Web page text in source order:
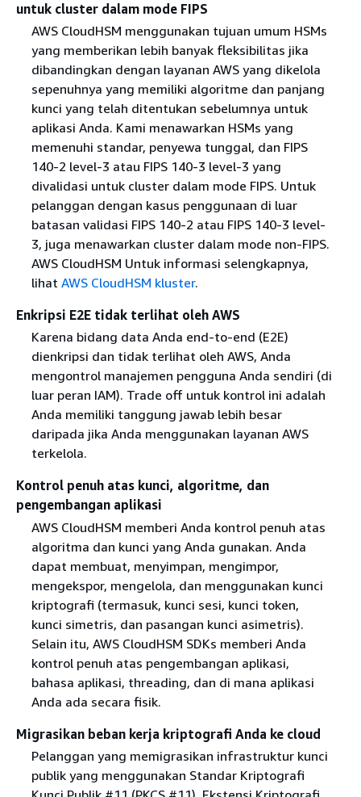
untuk cluster dalam mode FIPS
AWS CloudHSM menggunakan tujuan umum HSMs
yang memberikan lebih banyak fleksibilitas jika
dibandingkan dengan layanan AWS yang dikelola
sepenuhnya yang memiliki algoritme dan panjang
kunci yang telah ditentukan sebelumnya untuk
aplikasi Anda. Kami menawarkan HSMs yang
memenuhi standar, penyewa tunggal, dan FIPS
140-2 level-3 atau FIPS 140-3 level-3 yang
divalidasi untuk cluster dalam mode FIPS. Untuk
pelanggan dengan kasus penggunaan di luar
batasan validasi FIPS 140-2 atau FIPS 140-3 level-
3, juga menawarkan cluster dalam mode non-FIPS.
AWS CloudHSM Untuk informasi selengkapnya,
lihat AWS CloudHSM kluster.
Enkripsi E2E tidak terlihat oleh AWS
Karena bidang data Anda end-to-end (E2E)
dienkripsi dan tidak terlihat oleh AWS, Anda
mengontrol manajemen pengguna Anda sendiri (di
luar peran IAM). Trade off untuk kontrol ini adalah
Anda memiliki tanggung jawab lebih besar
daripada jika Anda menggunakan layanan AWS
terkelola.
Kontrol penuh atas kunci, algoritme, dan
pengembangan aplikasi
AWS CloudHSM memberi Anda kontrol penuh atas
algoritma dan kunci yang Anda gunakan. Anda
dapat membuat, menyimpan, mengimpor,
mengekspor, mengelola, dan menggunakan kunci
kriptografi (termasuk, kunci sesi, kunci token,
kunci simetris, dan pasangan kunci asimetris).
Selain itu, AWS CloudHSM SDKs memberi Anda
kontrol penuh atas pengembangan aplikasi,
bahasa aplikasi, threading, dan di mana aplikasi
Anda ada secara fisik.
Migrasikan beban kerja kriptografi Anda ke cloud
Pelanggan yang memigrasikan infrastruktur kunci
publik yang menggunakan Standar Kriptografi